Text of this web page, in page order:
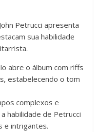
Petrucci apresenta
sua habilidade
abre o álbum com riffs
estabelecendo o tom
complexos e
habilidade de Petrucci
e intrigantes.